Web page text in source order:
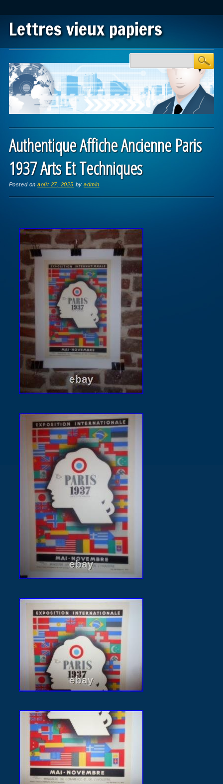
Lettres vieux papiers
Main menu
Authentique Affiche Ancienne Paris
1937 Arts Et Techniques
Posted onaoût 27, 2025 byadmin